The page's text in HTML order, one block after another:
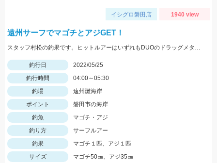
イシグロ磐田店 1940 view
遠州サーフでマゴチとアジGET！
スタッフ村松の釣果です。ヒットルアーはいずれもDUOのドラッグメタルキャストショット30gのイワシカラー！
釣行日
2022/05/25
釣行時間
04:00～05:30
釣場
遠州灘海岸
ポイント
磐田市の海岸
釣魚
マゴチ・アジ
釣り方
サーフルアー
釣果
マゴチ１匹、アジ１匹
サイズ
マゴチ50㎝、アジ35㎝